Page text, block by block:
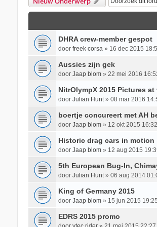
DHRA crew-member gespot
door freek corsa» 16 dec 2015
Aussies zijn gek
door Jaap blom» 22 mei 2016
NitrOlympX 2015 Pictures
door Julian Hunt» 08 mar 2016
boertje concureert met AH
door Jaap blom» 12 okt 2015 16:32
Historic drag cars in motion
door Jaap blom» 12 aug 2015
5th European Bug-In,
door Julian Hunt» 06 aug 2014
King of Germany 2015
door Jaap blom» 15 jun 2015 19:25
EDRS 2015 promo